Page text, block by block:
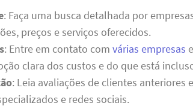
: Faça uma busca detalhada por
preços e serviços oferecidos.
: Entre em contato com várias empresas
clara dos custos e do que está
: Leia avaliações de clientes anteriores
e redes sociais.